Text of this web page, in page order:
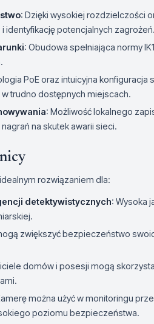
: Dzięki wysokiej rozdzielczości
identyfikację potencjalnych zagrożeń.
: Obudowa spełniająca normy
PoE oraz intuicyjna konfiguracja
trudno dostępnych miejscach.
: Możliwość lokalnego
na skutek awarii sieci.
rozwiązaniem dla:
detektywistycznych: Wysoka
zwiększyć bezpieczeństwo
domów i posesji mogą
można użyć w monitoringu
poziomu bezpieczeństwa.